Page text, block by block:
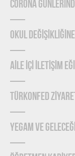
CORONA
OKUL
AİLE İÇİ İLETİŞİM
TÜRKONFED
YEGAM ve